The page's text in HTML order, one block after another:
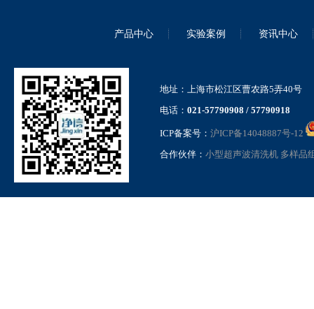
基础款冷冻研磨仪 JXFSTPRP-
CL-BSC
产品中心 实验案例 资讯中心
地址：上海市松江区曹农路5弄40号
电话： 021-57790908 / 57790918
ICP备案号： 沪ICP备14048887号-12
合作伙伴： 小型超声波清洗机 多样品